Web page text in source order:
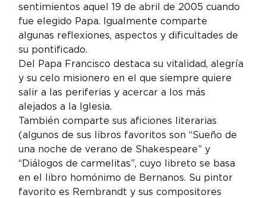
sentimientos aquel 19 de abril de 2005 cuando
fue elegido Papa. Igualmente comparte
algunas reflexiones, aspectos y dificultades de
su pontificado.
Del Papa Francisco destaca su vitalidad, alegría
y su celo misionero en el que siempre quiere
salir a las periferias y acercar a los más
alejados a la Iglesia.
También comparte sus aficiones literarias
(algunos de sus libros favoritos son “Sueño de
una noche de verano de Shakespeare” y
“Diálogos de carmelitas”, cuyo libreto se basa
en el libro homónimo de Bernanos. Su pintor
favorito es Rembrandt y sus compositores